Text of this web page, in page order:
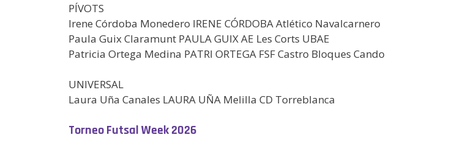
PÍVOTS
Irene Córdoba Monedero IRENE CÓRDOBA Atlético Navalcarnero
Paula Guix Claramunt PAULA GUIX AE Les Corts UBAE
Patricia Ortega Medina PATRI ORTEGA FSF Castro Bloques Cando
UNIVERSAL
Laura Uña Canales LAURA UÑA Melilla CD Torreblanca
Torneo Futsal Week 2026